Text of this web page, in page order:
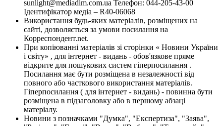
sunlight@mediadim.com.ua Телефон: 044-205-43-00
Ідентифікатор медіа – R40-06068
Використання будь-яких матеріалів, розміщених на
сайті, дозволяється за умови посилання на
Корреспондент.net.
При копіюванні матеріалів зі сторінки « Новини України
і світу» , для інтернет - видань - обов'язкове пряме
відкрите для пошукових систем гіперпосилання .
Посилання має бути розміщена в незалежності від
повного або часткового використання матеріалів.
Гіперпосилання ( для інтернет - видань) - повинна бути
розміщена в підзаголовку або в першому абзаці
матеріалу.
Новини з позначками "Думка", "Експертиза", "Заява",